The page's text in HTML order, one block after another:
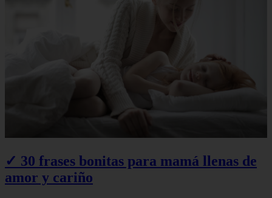
✓ 30 frases bonitas para mamá llenas de
amor y cariño